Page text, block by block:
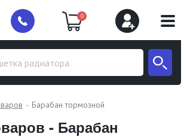
0
Барабан тормозной
- Барабан